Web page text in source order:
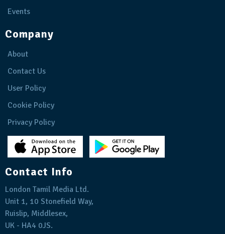
Events
Company
About
Contact Us
User Policy
Cookie Policy
Privacy Policy
Contact Info
London Tamil Media Ltd.
Unit 1, 10 Stonefield Way,
Ruislip, Middlesex,
UK - HA4 0JS.